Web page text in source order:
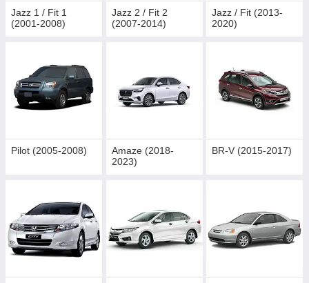
Jazz 1 / Fit 1
(2001-2008)
Jazz 2 / Fit 2
(2007-2014)
Jazz / Fit (2013-
2020)
Pilot (2005-2008)
Amaze (2018-
2023)
BR-V (2015-2017)